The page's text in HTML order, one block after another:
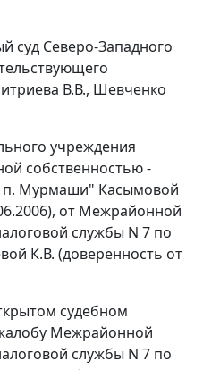
суд Северо-Западного
В.В., Шевченко
учреждения
собственностью -
п. Мурмаши" Касымовой
от Межрайонной
службы N 7 по
К.В. (доверенность от
судебном
Межрайонной
службы N 7 по